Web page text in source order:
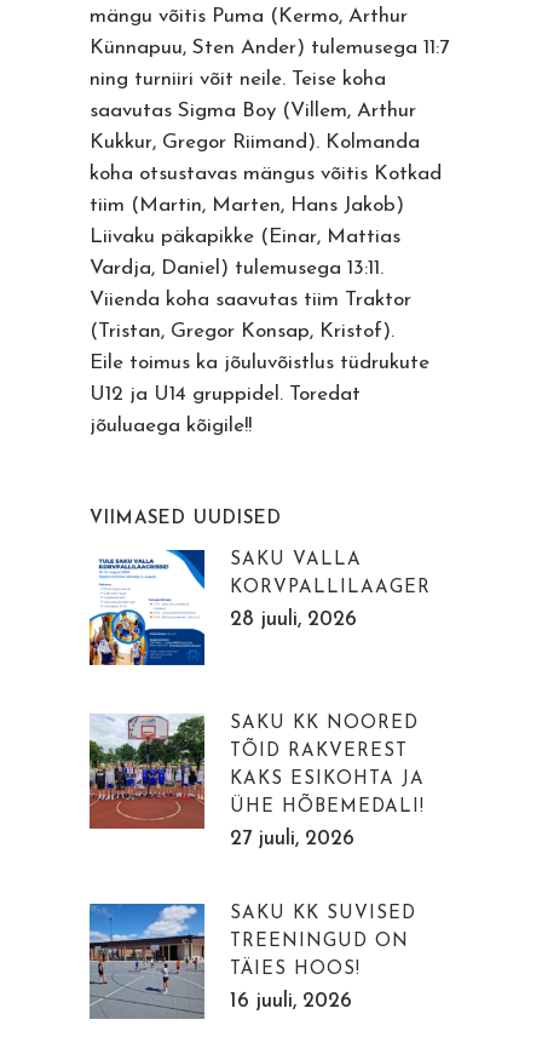
mängu võitis Puma (Kermo, Arthur
Künnapuu, Sten Ander) tulemusega 11:7
ning turniiri võit neile. Teise koha
saavutas Sigma Boy (Villem, Arthur
Kukkur, Gregor Riimand). Kolmanda
koha otsustavas mängus võitis Kotkad
tiim (Martin, Marten, Hans Jakob)
Liivaku päkapikke (Einar, Mattias
Vardja, Daniel) tulemusega 13:11.
Viienda koha saavutas tiim Traktor
(Tristan, Gregor Konsap, Kristof).
Eile toimus ka jõuluvõistlus tüdrukute
U12 ja U14 gruppidel. Toredat
jõuluaega kõigile!!
VIIMASED UUDISED
SAKU VALLA
KORVPALLILAAGER
28 juuli, 2026
SAKU KK NOORED
TÕID RAKVEREST
KAKS ESIKOHTA JA
ÜHE HÕBEMEDALI!
27 juuli, 2026
SAKU KK SUVISED
TREENINGUD ON
TÄIES HOOS!
16 juuli, 2026